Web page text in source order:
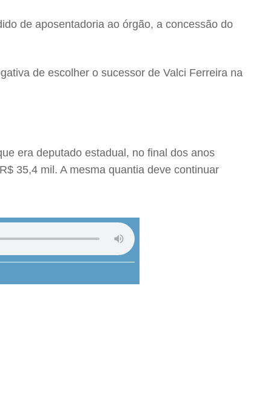
de aposentadoria ao órgão, a concessão do
de escolher o sucessor de Valci Ferreira na
era deputado estadual, no final dos anos
35,4 mil. A mesma quantia deve continuar